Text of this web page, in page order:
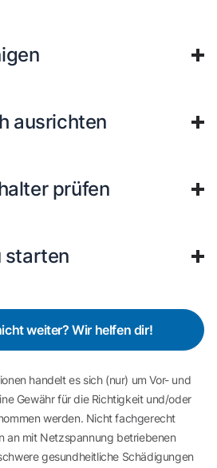
ausrichten
prüfen
starten
weiter? Wir helfen dir!
handelt es sich (nur) um Vor- und
Gewähr für die Richtigkeit und/oder
werden. Nicht fachgerecht
an mit Netzspannung betriebenen
gesundheitliche Schädigungen